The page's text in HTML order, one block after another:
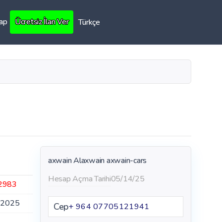
Ücretsiz İlan Ver Türkçe
axwain Alaxwainaxwain-cars
Hesap Açma Tarihi05/14/25
Cep+ 964 07705121941